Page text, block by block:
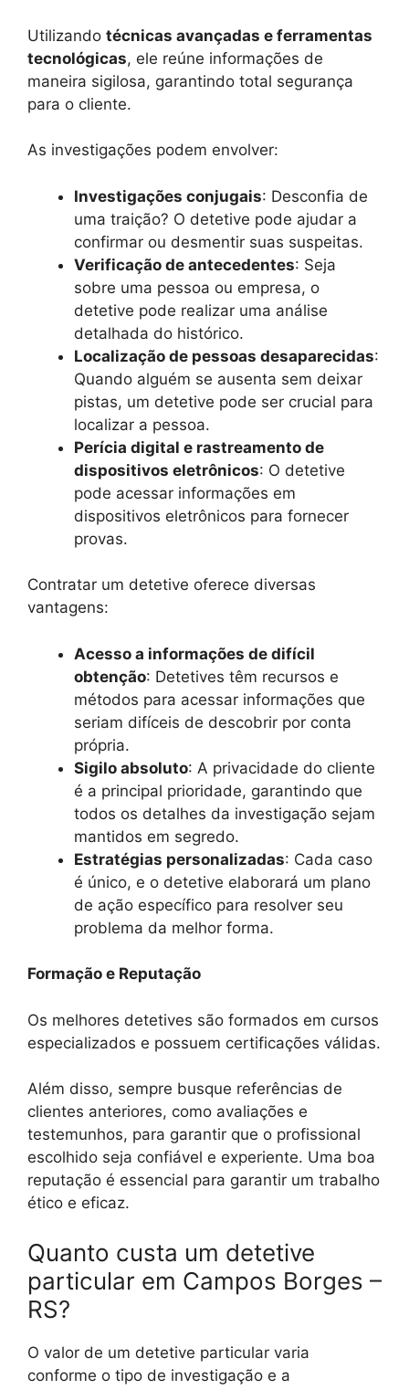
Utilizando técnicas avançadas e ferramentas
tecnológicas, ele reúne informações de
maneira sigilosa, garantindo total segurança
para o cliente.
As investigações podem envolver:
Investigações conjugais: Desconfia de
uma traição? O detetive pode ajudar a
confirmar ou desmentir suas suspeitas.
Verificação de antecedentes: Seja
sobre uma pessoa ou empresa, o
detetive pode realizar uma análise
detalhada do histórico.
Localização de pessoas desaparecidas:
Quando alguém se ausenta sem deixar
pistas, um detetive pode ser crucial para
localizar a pessoa.
Perícia digital e rastreamento de
dispositivos eletrônicos: O detetive
pode acessar informações em
dispositivos eletrônicos para fornecer
provas.
Contratar um detetive oferece diversas
vantagens:
Acesso a informações de difícil
obtenção: Detetives têm recursos e
métodos para acessar informações que
seriam difíceis de descobrir por conta
própria.
Sigilo absoluto: A privacidade do cliente
é a principal prioridade, garantindo que
todos os detalhes da investigação sejam
mantidos em segredo.
Estratégias personalizadas: Cada caso
é único, e o detetive elaborará um plano
de ação específico para resolver seu
problema da melhor forma.
Formação e Reputação
Os melhores detetives são formados em cursos
especializados e possuem certificações válidas.
Além disso, sempre busque referências de
clientes anteriores, como avaliações e
testemunhos, para garantir que o profissional
escolhido seja confiável e experiente. Uma boa
reputação é essencial para garantir um trabalho
ético e eficaz.
Quanto custa um detetive
particular em Campos Borges –
RS?
O valor de um detetive particular varia
conforme o tipo de investigação e a